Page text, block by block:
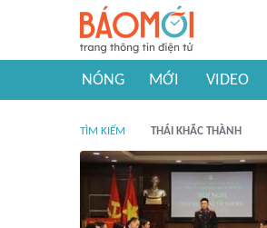
NÓNG MỚI VIDEO
TÌM KIẾM THÁI KHẮC THÀNH